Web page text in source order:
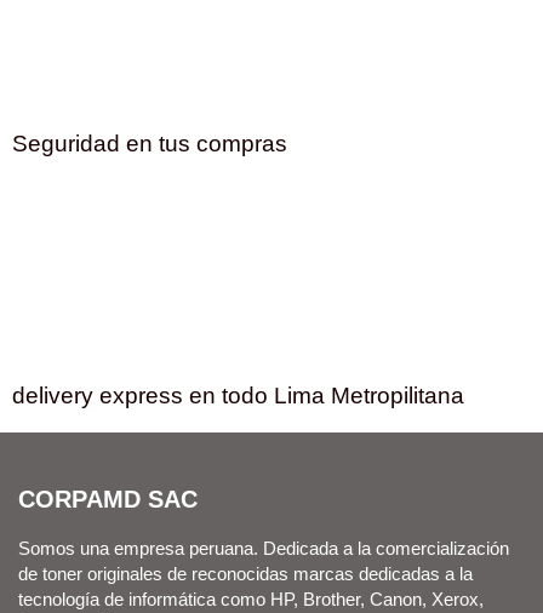
Seguridad en tus compras
delivery express en todo Lima Metropilitana
CORPAMD SAC
Somos una empresa peruana. Dedicada a la comercialización
de toner originales de reconocidas marcas dedicadas a la
tecnología de informática como HP, Brother, Canon, Xerox,